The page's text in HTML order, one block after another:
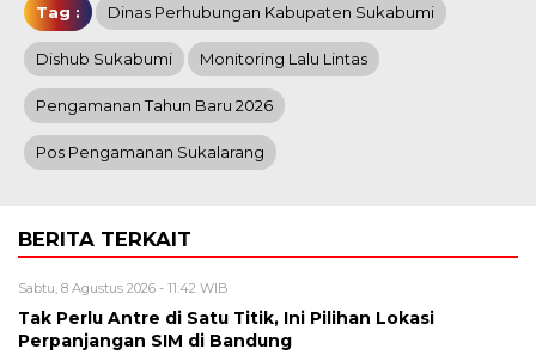
Tag : Dinas Perhubungan Kabupaten Sukabumi
Dishub Sukabumi Monitoring Lalu Lintas
Pengamanan Tahun Baru 2026
Pos Pengamanan Sukalarang
BERITA TERKAIT
Sabtu, 8 Agustus 2026 - 11:42 WIB
Tak Perlu Antre di Satu Titik, Ini Pilihan Lokasi
Perpanjangan SIM di Bandung